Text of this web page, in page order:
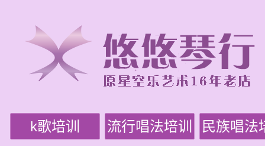
k歌培训 流行唱法培训 民族唱法